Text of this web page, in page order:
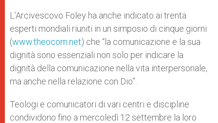
L’Arcivescovo Foley ha anche indicato ai trenta
esperti mondiali riuniti in un simposio di cinque giorni
(www.theocom.net) che “la comunicazione e la sua
dignità sono essenziali non solo per indicare la
dignità della comunicazione nella vita interpersonale,
ma anche nella relazione con Dio”.
Teologi e comunicatori di vari centri e discipline
condividono fino a mercoledì 12 settembre la loro